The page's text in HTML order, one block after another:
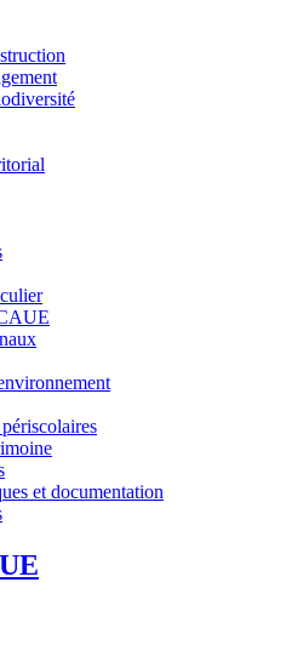
et documentation